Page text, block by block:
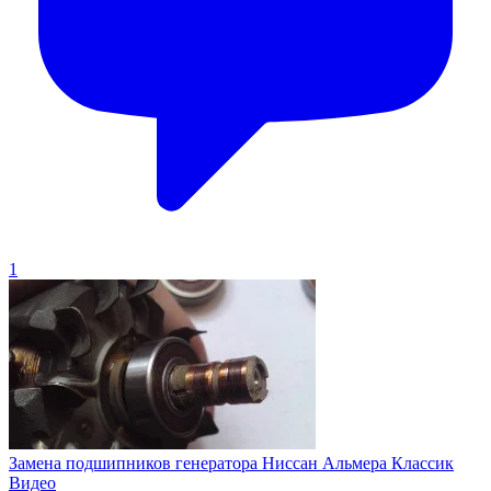
1
Замена подшипников генератора Ниссан Альмера Классик
Видео